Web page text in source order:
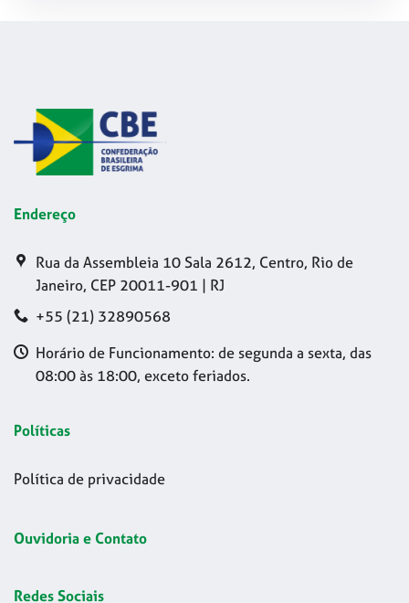
Endereço
Rua da Assembleia 10 Sala 2612, Centro, Rio de
Janeiro, CEP 20011-901 | RJ
+55 (21) 32890568
Horário de Funcionamento: de segunda a sexta, das
08:00 às 18:00, exceto feriados.
Políticas
Política de privacidade
Ouvidoria e Contato
Redes Sociais